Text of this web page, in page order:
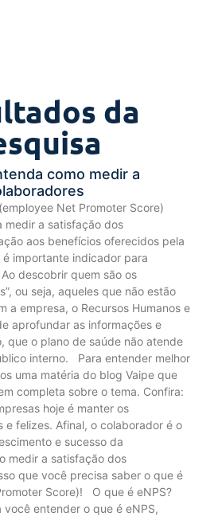
da
como medir a
Net Promoter Score)
medir a satisfação dos
aos benefícios oferecidos pela
é importante indicador para
descobrir quem são os
ou seja, aqueles que não estão
a empresa, o Recursos Humanos e
aprofundar as informações e
que o plano de saúde não atende
interno. Para entender melhor
uma matéria do blog Vaipe que
completa sobre o tema. Confira:
hoje é manter os
e felizes. Afinal, o colaborador é o
e sucesso da
medir a satisfação dos
que você precisa saber o que é
Score)! O que é eNPS?
você entender o que é eNPS,